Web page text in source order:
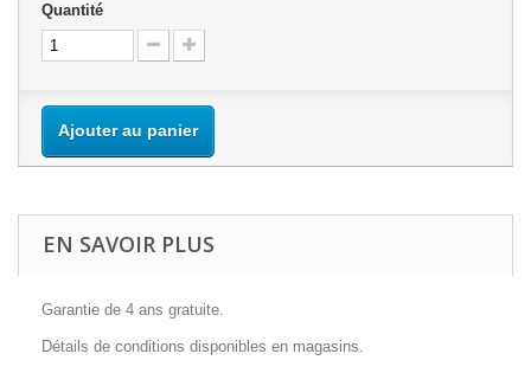
Quantité
Ajouter au panier
EN SAVOIR PLUS
Garantie de 4 ans gratuite.
Détails de conditions disponibles en magasins.